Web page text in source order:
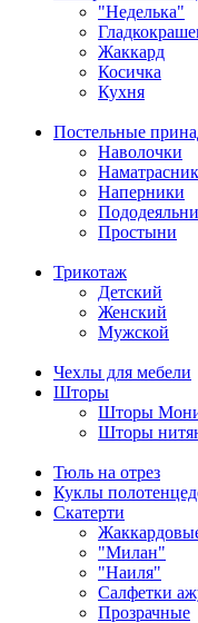
"Неделька"
Жаккард
Косичка
Кухня
Постельные
Наволочки
Наперники
Простыни
Трикотаж
Детский
Женский
Мужской
Чехлы для мебели
Шторы
Шторы
Шторы
Тюль на отрез
Куклы
Скатерти
"Милан"
"Наиля"
Салфетки
Прозрачные